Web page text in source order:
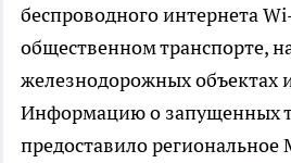
беспроводного интернета
общественном транспорте,
железнодорожных объектах
Информацию о запущенных
предоставило региональное